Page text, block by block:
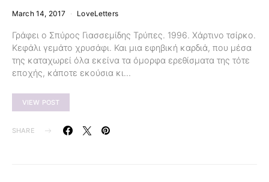
March 14, 2017 LoveLetters
Γράφει ο Σπύρος Γιασσεμίδης Τρύπες. 1996. Χάρτινο τσίρκο.
Κεφάλι γεμάτο χρυσάφι. Και μια εφηβική καρδιά, που μέσα
της καταχωρεί όλα εκείνα τα όμορφα ερεθίσματα της τότε
εποχής, κάποτε εκούσια κι…
VIEW POST
SHARE